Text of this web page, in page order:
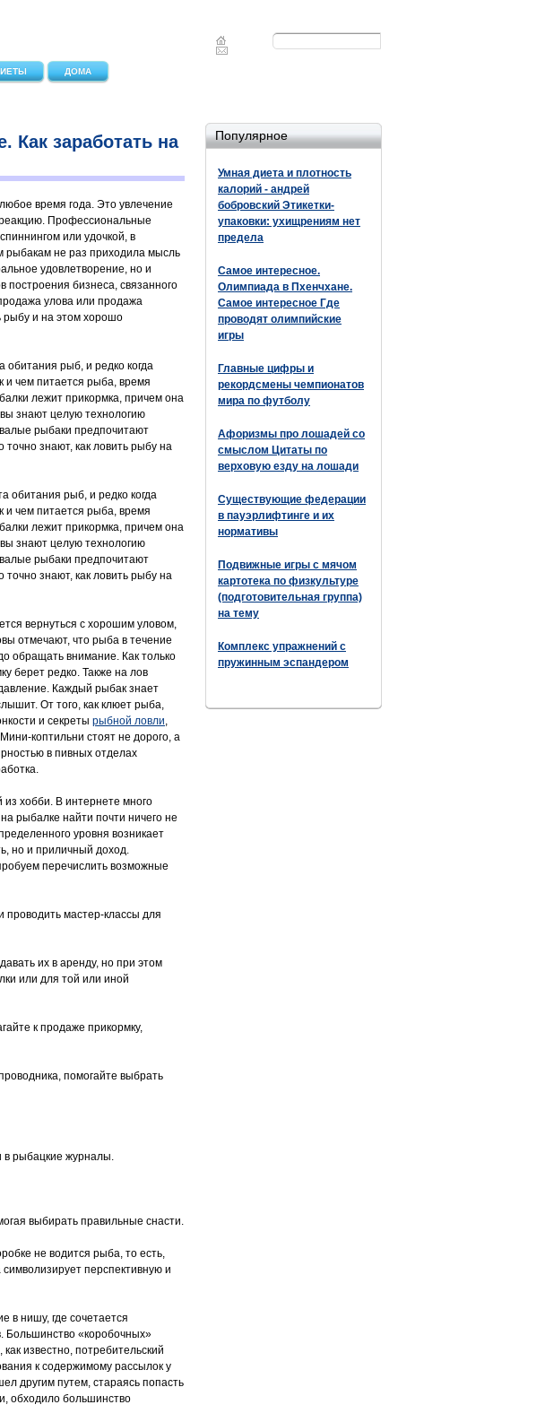
Форма
Поиск
ДОМА
Популярное
Умная диета и плотность
калорий - андрей
бобровский Этикетки-
упаковки: ухищрениям нет
предела
Самое интересное.
Олимпиада в Пхенчхане.
Самое интересное Где
проводят олимпийские
игры
Главные цифры и
рекордсмены чемпионатов
мира по футболу
Афоризмы про лошадей со
смыслом Цитаты по
верховую езду на лошади
Существующие федерации
в пауэрлифтинге и их
нормативы
Подвижные игры с мячом
картотека по физкультуре
(подготовительная группа)
на тему
Комплекс упражнений с
пружинным эспандером
Как заработать на
время года. Это увлечение
Профессиональные
или удочкой, в
рыбакам не раз приходила мысль
удовлетворение, но и
построения бизнеса, связанного
улова или продажа
рыбу и на этом хорошо
рыб, и редко когда
и чем питается рыба, время
лежит прикормка, причем она
знают целую технологию
рыбаки предпочитают
знают, как ловить рыбу на
обитания рыб, и редко когда
и чем питается рыба, время
лежит прикормка, причем она
знают целую технологию
рыбаки предпочитают
знают, как ловить рыбу на
вернуться с хорошим уловом,
отмечают, что рыба в течение
обращать внимание. Как только
берет редко. Также на лов
Каждый рыбак знает
От того, как клюет рыба,
и секреты рыбной ловли,
коптильни стоят не дорого, а
в пивных отделах
хобби. В интернете много
рыбалке найти почти ничего не
уровня возникает
но и приличный доход.
перечислить возможные
мастер-классы для
их в аренду, но при этом
или для той или иной
к продаже прикормку,
помогайте выбрать
в рыбацкие журналы.
выбирать правильные снасти.
не водится рыба, то есть,
перспективную и
в нишу, где сочетается
Большинство «коробочных»
известно, потребительский
к содержимому рассылок у
другим путем, стараясь попасть
обходило большинство